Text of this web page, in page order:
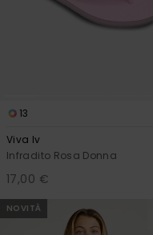
13
Viva Iv
Infradito Rosa Donna
17,00 €
NOVITÀ